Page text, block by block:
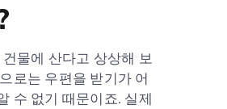
물에 산다고 상상해 보
로는 우편을 받기가 어
수 없기 때문이죠. 실제